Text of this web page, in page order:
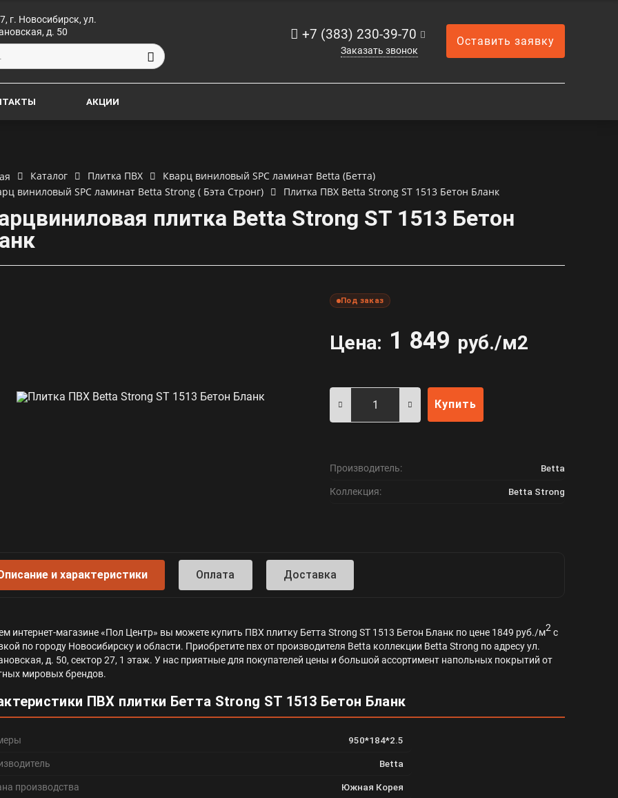
г. Новосибирск, ул.
д. 50
+7 (383) 230-39-70
Заказать звонок
Оставить заявку
АКЦИИ
Каталог Плитка ПВХ
Кварц виниловый SPC ламинат Betta (Бетта)
виниловый SPC ламинат Betta Strong ( Бэта Стронг)
Плитка ПВХ Betta Strong ST 1513 Бетон Бланк
плитка Betta Strong ST 1513 Бетон
Под заказ
Цена: 1 849 руб./м2
Купить
Производитель: Betta
Коллекция: Betta Strong
и характеристики Оплата Доставка
интернет-магазине «Пол Центр» вы можете купить ПВХ плитку Бетта Strong ST 1513 Бетон Бланк по цене 1849 руб./м2с
по городу Новосибирску и области. Приобретите пвх от производителя Betta коллекции Betta Strong по адресу ул.
д. 50, сектор 27, 1 этаж. У нас приятные для покупателей цены и большой ассортимент напольных покрытий от
мировых брендов.
ПВХ плитки Бетта Strong ST 1513 Бетон Бланк
950*184*2.5
Betta
производства Южная Корея